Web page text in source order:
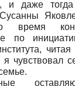
и даже
время
по
я чувствовал